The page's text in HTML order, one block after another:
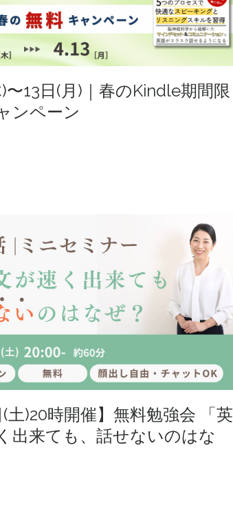
〜13日(月)｜春のKindle期間限
ンペーン
(土)20時開催】無料勉強会 「英
出来ても、話せないのはな